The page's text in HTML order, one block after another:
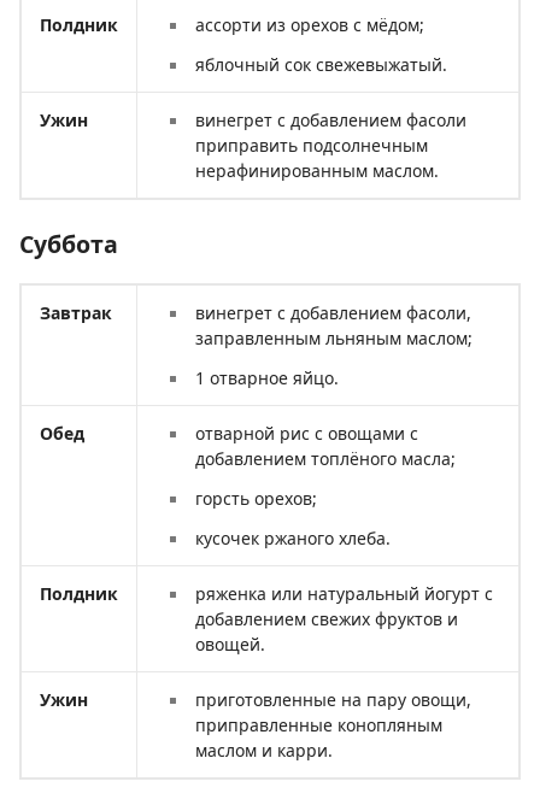
Полдник
ассорти из орехов с мёдом;
яблочный сок свежевыжатый.
Ужин
винегрет с добавлением фасоли
приправить подсолнечным
нерафинированным маслом.
Суббота
Завтрак
винегрет с добавлением фасоли,
заправленным льняным маслом;
1 отварное яйцо.
Обед
отварной рис с овощами с
добавлением топлёного масла;
горсть орехов;
кусочек ржаного хлеба.
Полдник
ряженка или натуральный йогурт с
добавлением свежих фруктов и
овощей.
Ужин
приготовленные на пару овощи,
приправленные конопляным
маслом и карри.